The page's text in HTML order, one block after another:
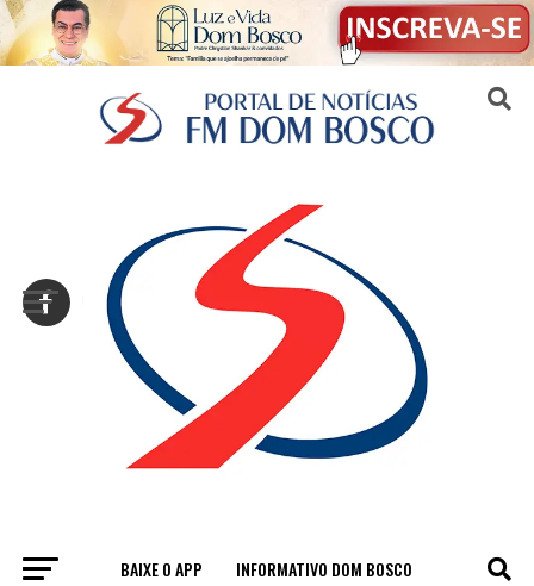
BAIXE O APP INFORMATIVO DOM BOSCO
ESPORTE
Sair da versão mobile